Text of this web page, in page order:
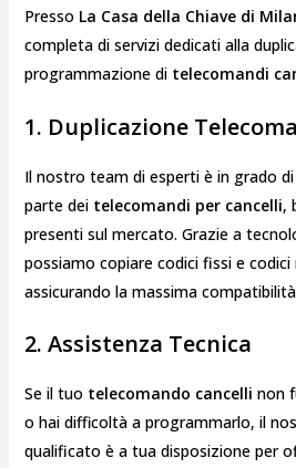
Presso La Casa della Chiave di
completa di servizi dedicati alla
programmazione di telecomandi
1. Duplicazione
Il nostro team di esperti è in grado
parte dei telecomandi per cancelli,
presenti sul mercato. Grazie a
possiamo copiare codici fissi e codici
assicurando la massima
2. Assistenza Tecnica
Se il tuo telecomando cancelli non
o hai difficoltà a programmarlo, il
qualificato è a tua disposizione per